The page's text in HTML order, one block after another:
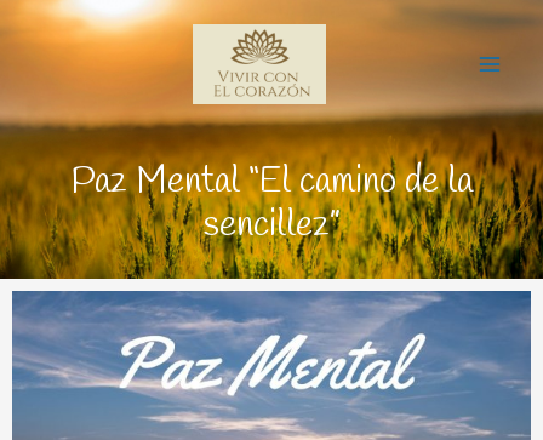
Paz Mental “El camino de la
sencillez”